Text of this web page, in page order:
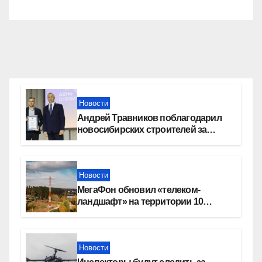
Новости
Андрей Травников поблагодарил
новосибирских строителей за
Новости
МегаФон обновил «телеком-
ландшафт» на территории 10
Новости